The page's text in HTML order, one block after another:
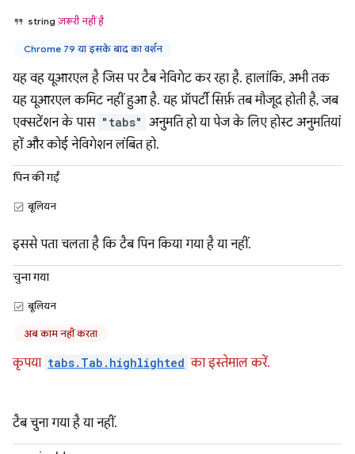
stringज़रूरी नहीं है
Chrome 79 या इसके बाद का वर्शन
यह वह यूआरएल है जिस पर टैब नेविगेट कर रहा है. हालांकि, अभी तक
यह यूआरएल कमिट नहीं हुआ है. यह प्रॉपर्टी सिर्फ़ तब मौजूद होती है, जब
एक्सटेंशन के पास "tabs" अनुमति हो या पेज के लिए होस्ट अनुमतियां
हों और कोई नेविगेशन लंबित हो.
पिन की गईं
बूलियन
इससे पता चलता है कि टैब पिन किया गया है या नहीं.
चुना गया
बूलियन
अब काम नहीं करता
कृपया tabs.Tab.highlighted का इस्तेमाल करें.
टैब चुना गया है या नहीं.